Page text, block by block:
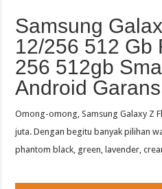
Samsung
12/256 512 Gb
256 512gb
Android
Omong-omong, Samsung Galaxy Z
juta. Dengan begitu banyak pilihan
phantom black, green, lavender,